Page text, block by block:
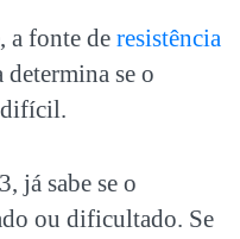
a fonte de resistência
determina se o
difícil.
já sabe se o
ou dificultado. Se